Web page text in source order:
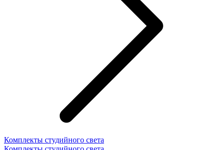
Комплекты студийного света